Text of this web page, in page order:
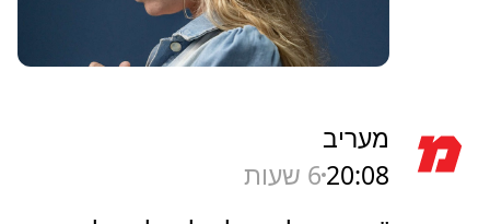
מעריב
20:086 שעות